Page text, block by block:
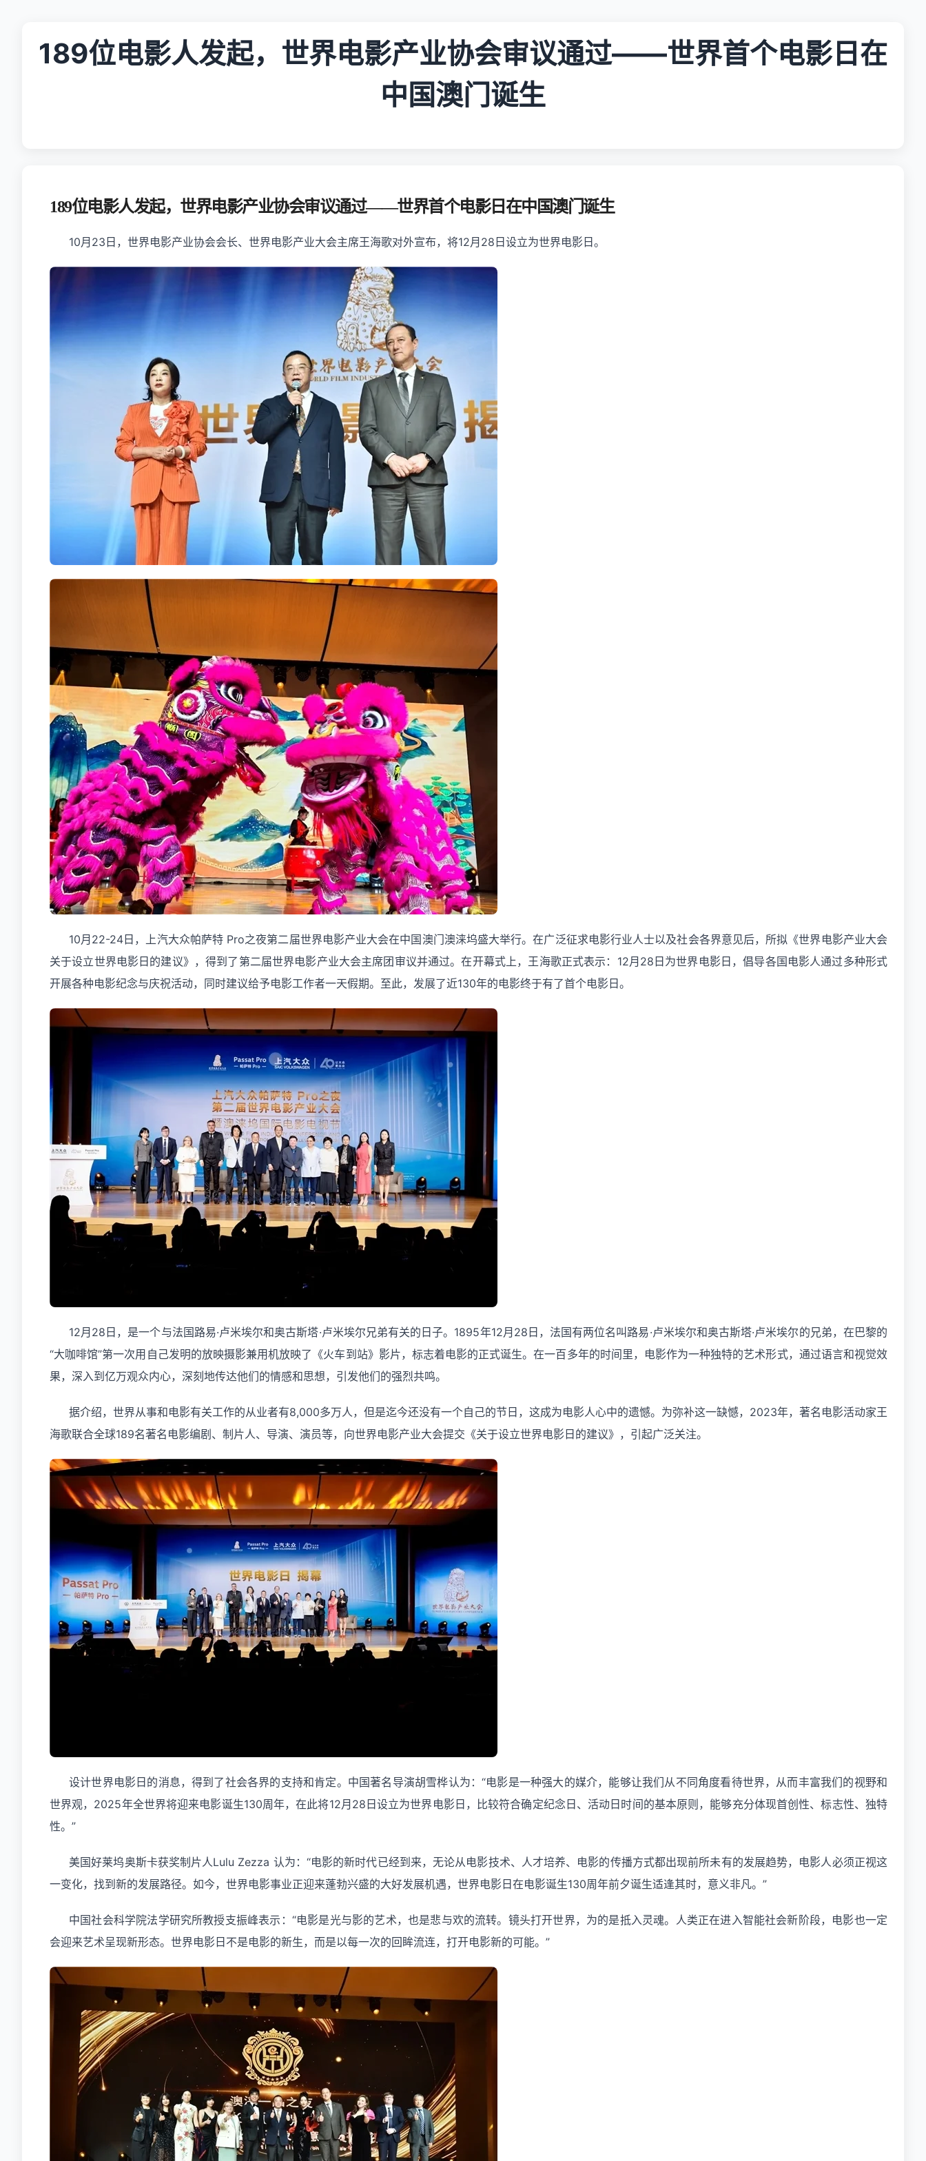
189位电影人发起，世界电影产业协会审议通过——世界首个电影日在
中国澳门诞生
189位电影人发起，世界电影产业协会审议通过——世界首个电影日在中国澳门诞生
10月23日，世界电影产业协会会长、世界电影产业大会主席王海歌对外宣布，将12月28日设立为世界电影日。
10月22-24日，上汽大众帕萨特 Pro之夜第二届世界电影产业大会在中国澳门澳涞坞盛大举行。在广泛征求电影行业人士以及社会各界意见后，所拟《世界电影产业大会
关于设立世界电影日的建议》，得到了第二届世界电影产业大会主席团审议并通过。在开幕式上，王海歌正式表示：12月28日为世界电影日，倡导各国电影人通过多种形式
开展各种电影纪念与庆祝活动，同时建议给予电影工作者一天假期。至此，发展了近130年的电影终于有了首个电影日。
12月28日，是一个与法国路易·卢米埃尔和奥古斯塔·卢米埃尔兄弟有关的日子。1895年12月28日，法国有两位名叫路易·卢米埃尔和奥古斯塔·卢米埃尔的兄弟，在巴黎的
“大咖啡馆”第一次用自己发明的放映摄影兼用机放映了‌《火车到站》影片，标志着电影的正式诞生。在一百多年的时间里，电影作为一种独特的艺术形式，通过语言和视觉效
果，深入到亿万观众内心，深刻地传达他们的情感和思想，引发他们的强烈共鸣。
据介绍，世界从事和电影有关工作的从业者有8,000多万人，但是迄今还没有一个自己的节日，这成为电影人心中的遗憾。为弥补这一缺憾，2023年，著名电影活动家王
海歌联合全球189名著名电影编剧、制片人、导演、演员等，向世界电影产业大会提交《关于设立世界电影日的建议》，引起广泛关注。
设计世界电影日的消息，得到了社会各界的支持和肯定。中国著名导演胡雪桦认为：“电影是一种强大的媒介，能够让我们从不同角度看待世界，从而丰富我们的视野和
世界观，2025年全世界将迎来电影诞生130周年，在此将12月28日设立为世界电影日，比较符合确定纪念日、活动日时间的基本原则，能够充分体现首创性、标志性、独特
性。”
美国好莱坞奥斯卡获奖制片人Lulu Zezza 认为：“电影的新时代已经到来，无论从电影技术、人才培养、电影的传播方式都出现前所未有的发展趋势，电影人必须正视这
一变化，找到新的发展路径。如今，世界电影事业正迎来蓬勃兴盛的大好发展机遇，世界电影日在电影诞生130周年前夕诞生适逢其时，意义非凡。”
中国社会科学院法学研究所教授支振峰表示：“电影是光与影的艺术，也是悲与欢的流转。镜头打开世界，为的是抵入灵魂。人类正在进入智能社会新阶段，电影也一定
会迎来艺术呈现新形态。世界电影日不是电影的新生，而是以每一次的回眸流连，打开电影新的可能。”